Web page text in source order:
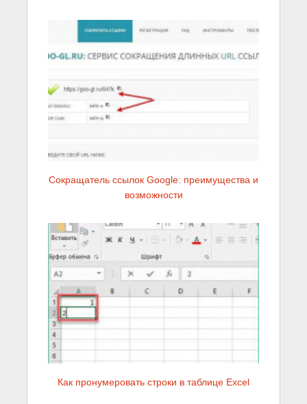
Сокращатель ссылок Google: преимущества и
возможности
Как пронумеровать строки в таблице Excel